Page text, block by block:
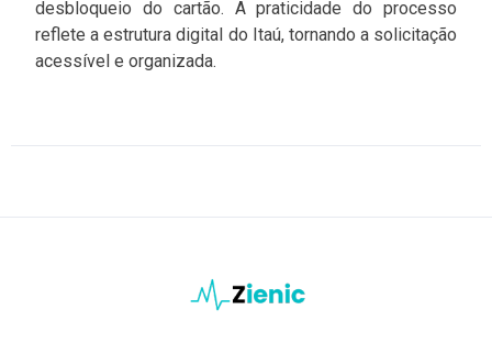
desbloqueio do cartão. A praticidade do processo
reflete a estrutura digital do Itaú, tornando a solicitação
acessível e organizada.